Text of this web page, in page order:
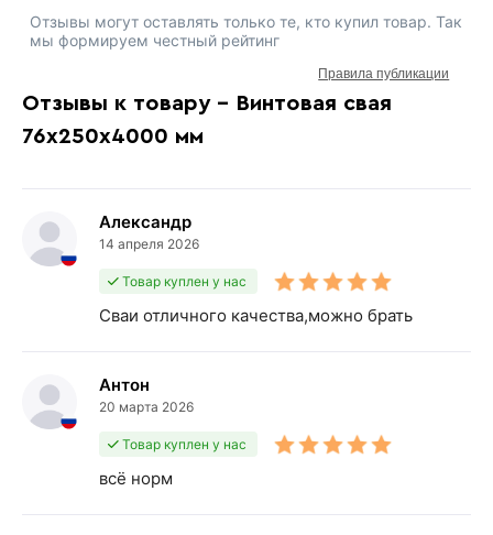
Отзывы к товару - Винтовая свая
76х250х4000 мм
Александр
14 апреля 2026
Товар куплен у нас
Сваи отличного качества,можно брать
Антон
20 марта 2026
Товар куплен у нас
всё норм
Отзывы могут оставлять только те, кто купил товар. Так
мы формируем честный рейтинг
Правила публикации